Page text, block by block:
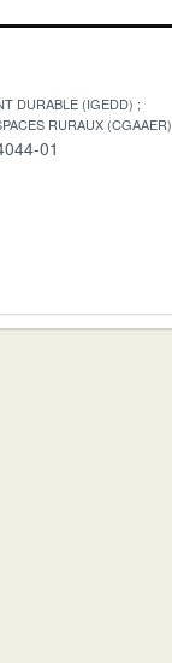
DURABLE (IGEDD)
RURAUX (CGAAER)
01